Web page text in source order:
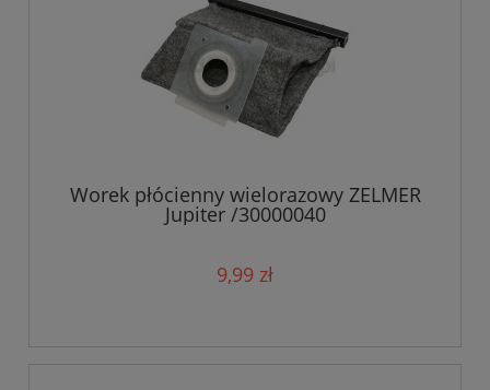
Worek płócienny wielorazowy ZELMER
Jupiter /30000040
9,99 zł